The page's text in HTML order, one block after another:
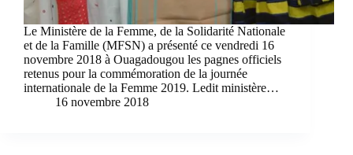
Le Ministère de la Femme, de la Solidarité Nationale
et de la Famille (MFSN) a présenté ce vendredi 16
novembre 2018 à Ouagadougou les pagnes officiels
retenus pour la commémoration de la journée
internationale de la Femme 2019. Ledit ministère…
16 novembre 2018